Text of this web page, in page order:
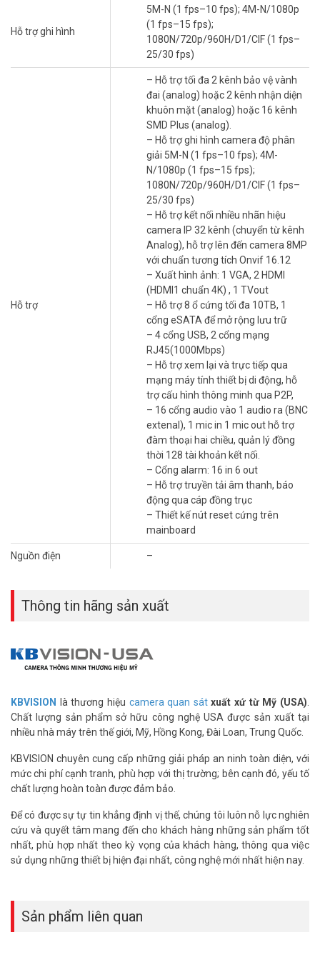
– Hỗ trợ 8 ổ cứng tối đa 10TB, 1 cổng eSATA để mở rộng lưu trữ
– 4 cổng USB, 2 cổng mạng RJ45(1000Mbps)
– Hỗ trợ xem lại và trực tiếp qua mạng máy tính thiết bị di động, hỗ
trợ cấu hình thông minh qua P2P,
– 16 cổng audio vào 1 audio ra (BNC extenal), 1 mic in 1 mic out hỗ
trợ đàm thoại hai chiều, quản lý đồng thời 128 tài khoản kết nối.
– Hỗ trợ truyền tải âm thanh, báo động qua cáp đồng trục
– Thiết kế nút reset cứng trên mainboard
Vuhoangtelecom cam kết cung cấp đầu ghi hình KBVISION giá rẻ,
chất lượng tốt nhất toàn quốc. Cùng với đội ngũ kỹ thuật và tư vấn
bán hàng chuyên nghiệp sẽ mang tới cho quý khách những giải
Đặt hàng ngay KBVISION KX-DAi8832H3 mới nhất, xin vui lòng liên
để được hỗ trợ chu đáo. Tham khảo thêm
Facebook Vuhoangtelecomnhé.
Hỗ trợ ghi hình
5M-N (1 fps–10 fps); 4M-N/1080p
(1 fps–15 fps);
1080N/720p/960H/D1/CIF (1 fps–
25/30 fps)
Hỗ trợ
– Hỗ trợ tối đa 2 kênh bảo vệ vành
đai (analog) hoặc 2 kênh nhận diện
khuôn mặt (analog) hoặc 16 kênh
SMD Plus (analog).
– Hỗ trợ ghi hình camera độ phân
giải 5M-N (1 fps–10 fps); 4M-
N/1080p (1 fps–15 fps);
1080N/720p/960H/D1/CIF (1 fps–
25/30 fps)
– Hỗ trợ kết nối nhiều nhãn hiệu
camera IP 32 kênh (chuyển từ kênh
Analog), hỗ trợ lên đến camera 8MP
với chuẩn tương tích Onvif 16.12
– Xuất hình ảnh: 1 VGA, 2 HDMI
(HDMI1 chuẩn 4K) , 1 TVout
– Hỗ trợ 8 ổ cứng tối đa 10TB, 1
cổng eSATA để mở rộng lưu trữ
– 4 cổng USB, 2 cổng mạng
RJ45(1000Mbps)
– Hỗ trợ xem lại và trực tiếp qua
mạng máy tính thiết bị di động, hỗ
trợ cấu hình thông minh qua P2P,
– 16 cổng audio vào 1 audio ra (BNC
extenal), 1 mic in 1 mic out hỗ trợ
đàm thoại hai chiều, quản lý đồng
thời 128 tài khoản kết nối.
– Cổng alarm: 16 in 6 out
– Hỗ trợ truyền tải âm thanh, báo
động qua cáp đồng trục
– Thiết kế nút reset cứng trên
mainboard
Nguồn điện –
Thông tin hãng sản xuất
KBVISION là thương hiệu camera quan sát xuất xứ từ Mỹ (USA)
Chất lượng sản phẩm sở hữu công nghệ USA được sản xuất tại
nhiều nhà máy trên thế giới, Mỹ, Hồng Kong, Đài Loan, Trung Quốc.
KBVISION chuyên cung cấp những giải pháp an ninh toàn diện, với
mức chi phí cạnh tranh, phù hợp với thị trường; bên cạnh đó, yếu tố
chất lượng hoàn toàn được đảm bảo.
Để có được sự tự tin khẳng định vị thế, chúng tôi luôn nỗ lực nghiên
cứu và quyết tâm mang đến cho khách hàng những sản phẩm tốt
nhất, phù hợp nhất theo kỳ vọng của khách hàng, thông qua việc
sử dụng những thiết bị hiện đại nhất, công nghệ mới nhất hiện nay.
Sản phẩm liên quan